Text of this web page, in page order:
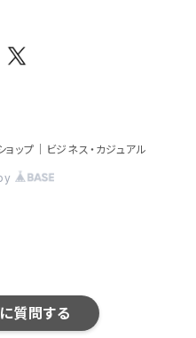
質問する
ップ｜ビジネス・カジュアル